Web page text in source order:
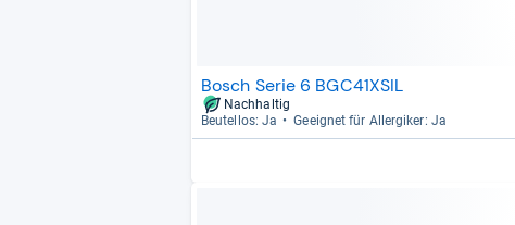
Bosch Serie 6 BGC41XSIL
Nachhaltig
Beu­tel­los: Ja
Geeig­net für All­er­gi­ker: Ja